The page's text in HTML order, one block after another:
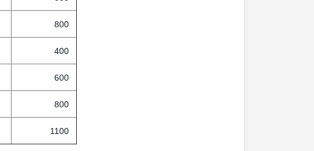
800
400
600
800
1100